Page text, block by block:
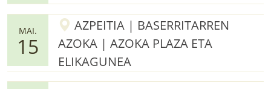
MAI.
15
AZPEITIA | BASERRITARREN
AZOKA | AZOKA PLAZA ETA
ELIKAGUNEA